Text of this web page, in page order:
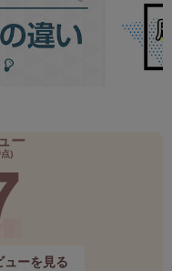
ー
)
ーを見る